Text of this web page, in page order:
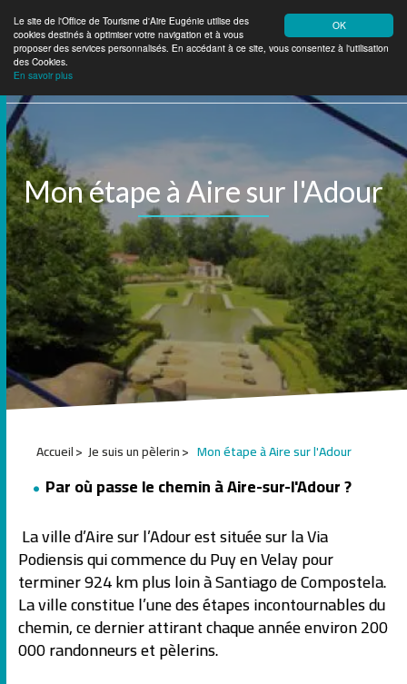
OK
Le site de l'Office de Tourisme d'Aire Eugénie utilise des
cookies destinés à optimiser votre navigation et à vous
proposer des services personnalisés. En accédant à ce site, vous consentez à l'utilisation
des Cookies.
En savoir plus
TourismeAire Eugénie
Mon étape à Aire sur l'Adour
Accueil Je suis un pèlerin Mon étape à Aire sur l'Adour
Par où passe le chemin à Aire-sur-l'Adour ?
La ville d’Aire sur l’Adour est située sur la Via
Podiensis qui commence du Puy en Velay pour
terminer 924 km plus loin à Santiago de Compostela.
La ville constitue l’une des étapes incontournables du
chemin, ce dernier attirant chaque année environ 200
000 randonneurs et pèlerins.